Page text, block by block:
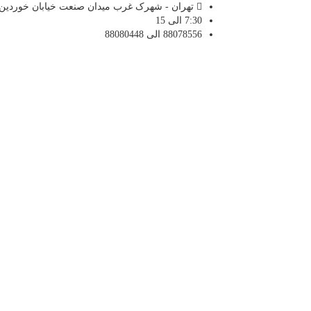
تهران - شهرک غرب میدان صنعت خیابان خوردین
7:30 الی 15
88078556 الی 88080448